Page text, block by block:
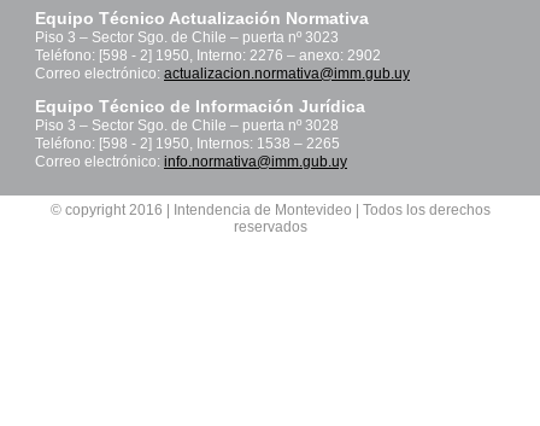
Equipo Técnico Actualización Normativa
Piso 3 – Sector Sgo. de Chile – puerta nº 3023
Teléfono: [598 - 2] 1950, Interno: 2276 – anexo: 2902
Correo electrónico: actualizacion.normativa@imm.gub.uy
Equipo Técnico de Información Jurídica
Piso 3 – Sector Sgo. de Chile – puerta nº 3028
Teléfono: [598 - 2] 1950, Internos: 1538 – 2265
Correo electrónico: info.normativa@imm.gub.uy
© copyright 2016 | Intendencia de Montevideo | Todos los derechos
reservados